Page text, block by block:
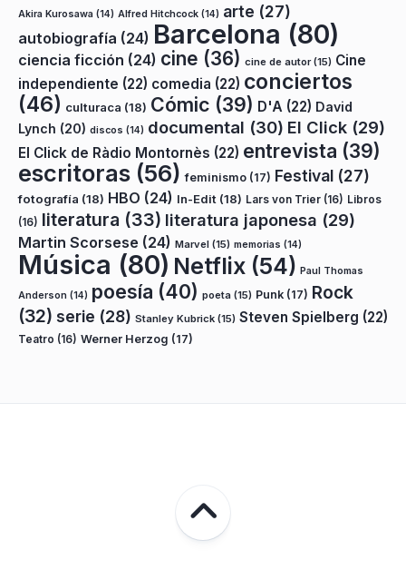
Akira Kurosawa (14) Alfred Hitchcock (14) arte (27)
autobiografía (24) Barcelona (80)
ciencia ficción (24) cine (36) cine de autor(15) Cine
independiente (22) comedia (22) conciertos
(46) culturaca (18) Cómic (39) D'A (22) David
Lynch (20) discos (14) documental (30) El Click (29)
El Click de Ràdio Montornès (22) entrevista (39)
escritoras (56) feminismo (17) Festival (27)
fotografía (18) HBO (24) In-Edit (18) Lars von Trier (16) Libros
(16) literatura (33) literatura japonesa (29)
Martin Scorsese (24) Marvel (15) memorias (14)
Música (80) Netflix (54) Paul Thomas
Anderson (14) poesía (40) poeta (15) Punk (17) Rock
(32) serie (28) Stanley Kubrick (15) Steven Spielberg (22)
Teatro (16) Werner Herzog (17)